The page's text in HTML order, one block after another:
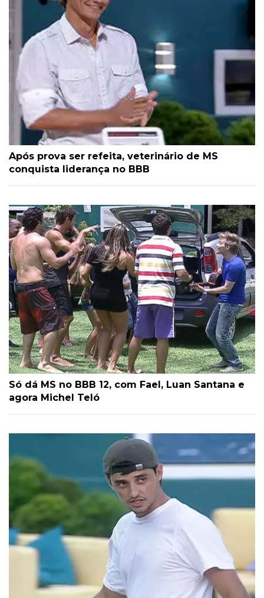
Após prova ser refeita, veterinário de MS
conquista liderança no BBB
Só dá MS no BBB 12, com Fael, Luan Santana e
agora Michel Teló